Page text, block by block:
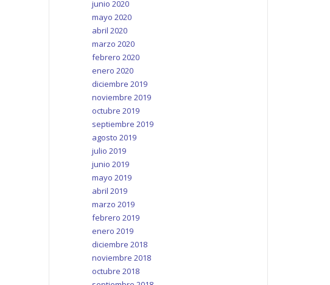
junio 2020
mayo 2020
abril 2020
marzo 2020
febrero 2020
enero 2020
diciembre 2019
noviembre 2019
octubre 2019
septiembre 2019
agosto 2019
julio 2019
junio 2019
mayo 2019
abril 2019
marzo 2019
febrero 2019
enero 2019
diciembre 2018
noviembre 2018
octubre 2018